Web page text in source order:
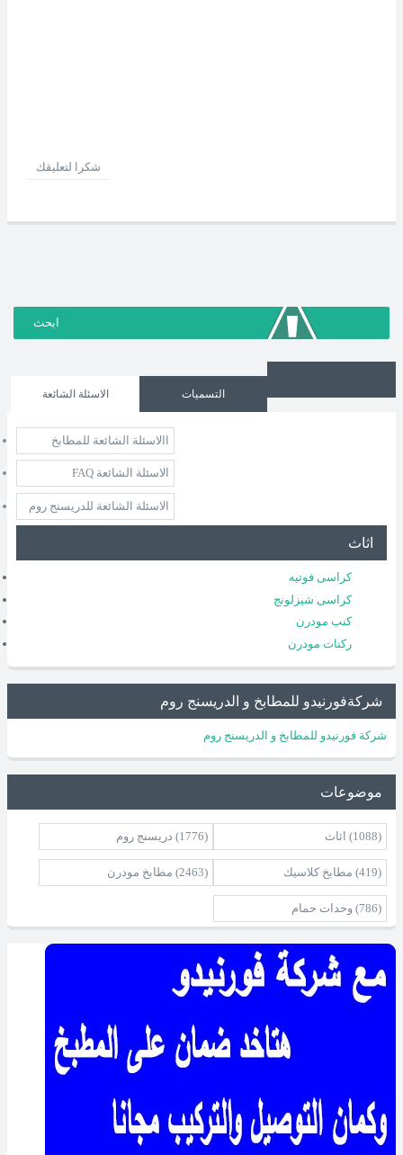
شكرا لتعليقك
الاسئلة الشائعة التسميات
االاسئلة الشائعة للمطابخ
الاسئلة الشائعة FAQ
الاسئلة الشائعة للدريسنج روم
اثاث
كراسى فوتيه
كراسى شيزلونج
كنب مودرن
ركنات مودرن
شركةفورنيدو للمطابخ و الدريسنج روم
شركة فورنيدو للمطابخ و الدريسنج روم
موضوعات
اثاث (1088) دريسنج روم (1776)
مطابخ كلاسيك (419) مطابخ مودرن (2463)
وحدات حمام (786)